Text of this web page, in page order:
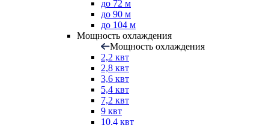
до 72 м
до 90 м
до 104 м
Мощность охлаждения
Мощность охлаждения
2,2 квт
2,8 квт
3,6 квт
5,4 квт
7,2 квт
9 квт
10,4 квт